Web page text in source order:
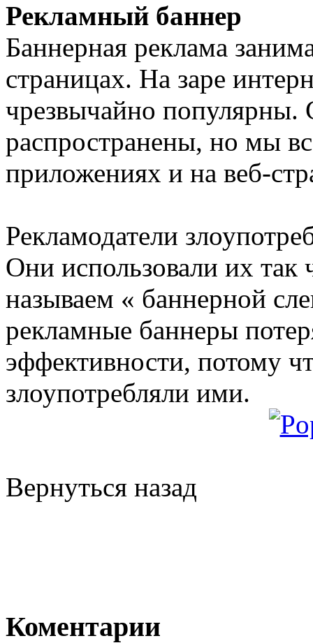
Рекламный баннер
Баннерная реклама
страницах. На заре
чрезвычайно популярны.
распространены, но мы
приложениях и на веб-
Рекламодатели
Они использовали их так
называем « баннерной
рекламные баннеры
эффективности, потому
злоупотребляли ими.
Вернуться назад
Коментарии